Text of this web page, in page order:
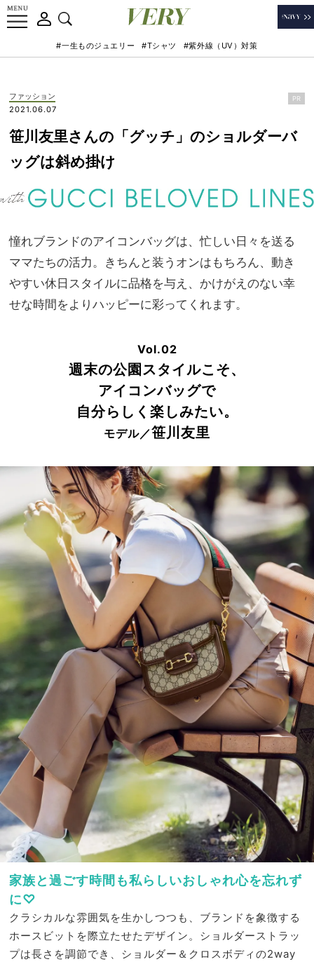
#一生ものジュエリー #Tシャツ #紫外線（UV）対策
ファッション
2021.06.07
PR
笹川友里さんの「グッチ」のショルダーバ
ッグは斜め掛け
憧れブランドのアイコンバッグは、忙しい日々を送る
ママたちの活力。きちんと装うオンはもちろん、動き
やすい休日スタイルに品格を与え、かけがえのない幸
せな時間をよりハッピーに彩ってくれます。
Vol.02
週末の公園スタイルこそ、
アイコンバッグで
自分らしく楽しみたい。
モデル／笹川友里
家族と過ごす時間も私らしいおしゃれ心を忘れず
に♡
クラシカルな雰囲気を生かしつつも、ブランドを象徴する
ホースビットを際立たせたデザイン。ショルダーストラッ
プは長さを調節でき、ショルダー＆クロスボディの2way